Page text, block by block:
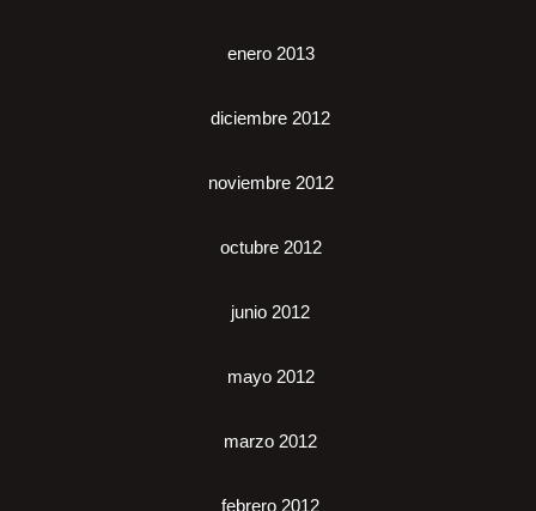
enero 2013
diciembre 2012
noviembre 2012
octubre 2012
junio 2012
mayo 2012
marzo 2012
febrero 2012